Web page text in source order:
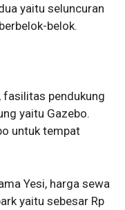
yaitu seluncuran
belok.
fasilitas pendukung
yaitu Gazebo.
untuk tempat
Yesi, harga sewa
yaitu sebesar Rp